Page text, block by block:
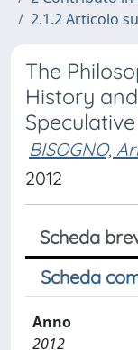
2.1.2 Articolo
The
History
BISOGNO,
2012
Scheda
Scheda
Anno
2012